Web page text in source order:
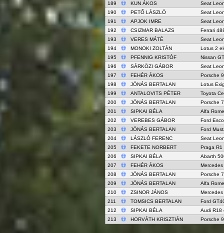
189 KUN ÁKOS
Seat
190
PETŐ LÁSZLÓ
Seat
191
APJOK IMRE
Seat
192
CSIZMAR BALAZS
Ferrari
193
VERES MÁTÉ
Seat
194
MONOKI ZOLTÁN
Lotus 2
195
PFENNIG KRISTÓF
Nissan
196
SÁRKÖZI GÁBOR
Seat
197
FEHÉR ÁKOS
Porsche
198
JÓNÁS BERTALAN
Lotus
199
ANTALOVITS PÉTER
Toyota
200
JÓNÁS BERTALAN
Porsche
201
SIPKAI BÉLA
Alfa
202
VEREBES GÁBOR
Ford
203
JÓNÁS BERTALAN
Ford
204
LÁSZLÓ FERENC
Seat
205
FEKETE NORBERT
Praga R1
206
SIPKAI BÉLA
Abarth
207
FEHÉR ÁKOS
208
JÓNÁS BERTALAN
Porsche
209
JÓNÁS BERTALAN
Alfa
210
ZSINOR JÁNOS
Mercedes
211
TOMSICS BERTALAN
Ford
212
SIPKAI BÉLA
Audi R18
213
HORVÁTH KRISZTIÁN Porsche